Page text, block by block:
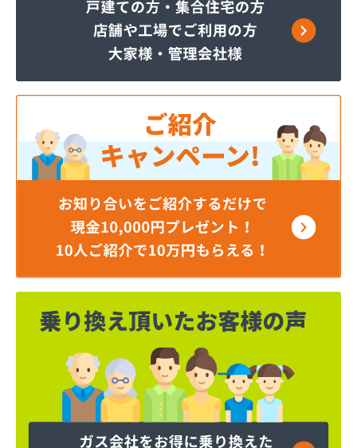
株式会社フモト商会
株式会社愛媛ガスセンター
株式会社柿原石油
株式会社丸源ガス
株式会社寺田商店
株式会社小田商店 本店
株式会社松山生協本社
株式会社松山生協本社 垣生充填所
株式会社松山生協本社 小野基地
株式会社松山生協本社 石井基地
株式会社松山生協本社 味生基地
株式会社松南産業
株式会社松友ガス
株式会社新田石油店
株式会社大内造船所 ガス販売部
株式会社竹田石油
株式会社仲渡石油
株式会社天宗 本社
株式会社天宗 新居浜ガスセンター
株式会社天宗 今治ガスセンター
株式会社東燃